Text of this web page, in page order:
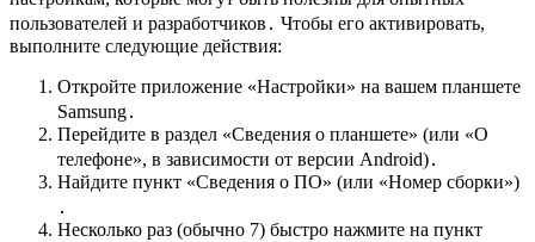
пользователей и разработчиков․ Чтобы его активировать,
выполните следующие действия:
Откройте приложение «Настройки» на вашем планшете
Samsung․
Перейдите в раздел «Сведения о планшете» (или «О
телефоне», в зависимости от версии Android)․
Найдите пункт «Сведения о ПО» (или «Номер сборки»)
․
Несколько раз (обычно 7) быстро нажмите на пункт